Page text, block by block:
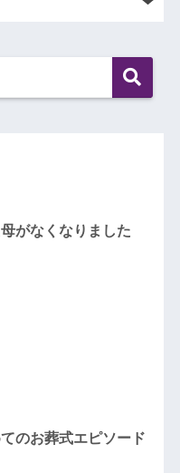
がなくなりました
のお葬式エピソード